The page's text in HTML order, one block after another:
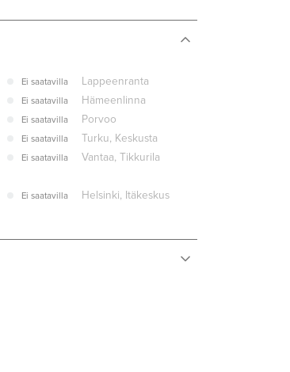
Ei saatavilla Lappeenranta
Ei saatavilla Hämeenlinna
Ei saatavilla Porvoo
Ei saatavilla Turku, Keskusta
Ei saatavilla Vantaa, Tikkurila
Ei saatavilla Helsinki, Itäkeskus